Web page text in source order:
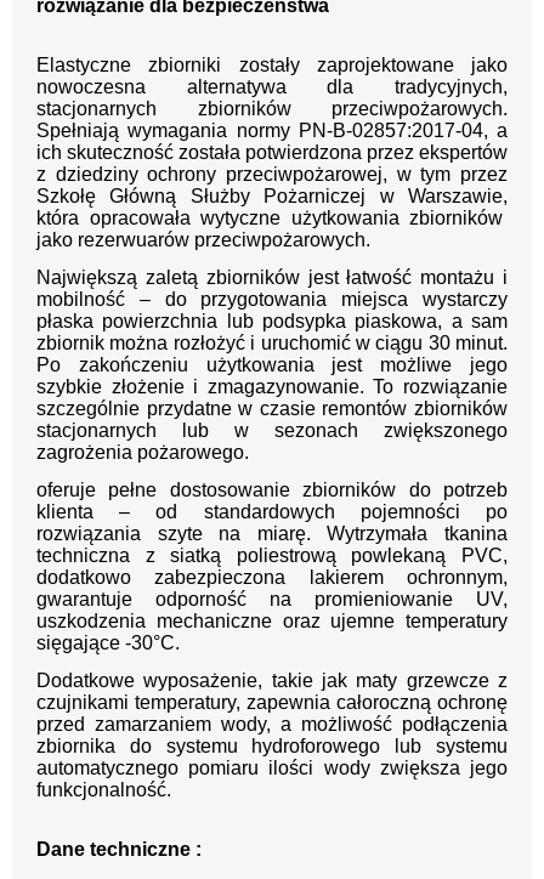
rozwiązanie dla bezpieczeństwa
Elastyczne zbiorniki zostały zaprojektowane jako
nowoczesna alternatywa dla tradycyjnych,
stacjonarnych zbiorników przeciwpożarowych.
Spełniają wymagania normy PN-B-02857:2017-04, a
ich skuteczność została potwierdzona przez ekspertów
z dziedziny ochrony przeciwpożarowej, w tym przez
Szkołę Główną Służby Pożarniczej w Warszawie,
która opracowała wytyczne użytkowania zbiorników
jako rezerwuarów przeciwpożarowych.
Największą zaletą zbiorników jest łatwość montażu i
mobilność – do przygotowania miejsca wystarczy
płaska powierzchnia lub podsypka piaskowa, a sam
zbiornik można rozłożyć i uruchomić w ciągu 30 minut.
Po zakończeniu użytkowania jest możliwe jego
szybkie złożenie i zmagazynowanie. To rozwiązanie
szczególnie przydatne w czasie remontów zbiorników
stacjonarnych lub w sezonach zwiększonego
zagrożenia pożarowego.
oferuje pełne dostosowanie zbiorników do potrzeb
klienta – od standardowych pojemności po
rozwiązania szyte na miarę. Wytrzymała tkanina
techniczna z siatką poliestrową powlekaną PVC,
dodatkowo zabezpieczona lakierem ochronnym,
gwarantuje odporność na promieniowanie UV,
uszkodzenia mechaniczne oraz ujemne temperatury
sięgające -30°C.
Dodatkowe wyposażenie, takie jak maty grzewcze z
czujnikami temperatury, zapewnia całoroczną ochronę
przed zamarzaniem wody, a możliwość podłączenia
zbiornika do systemu hydroforowego lub systemu
automatycznego pomiaru ilości wody zwiększa jego
funkcjonalność.
Dane techniczne :